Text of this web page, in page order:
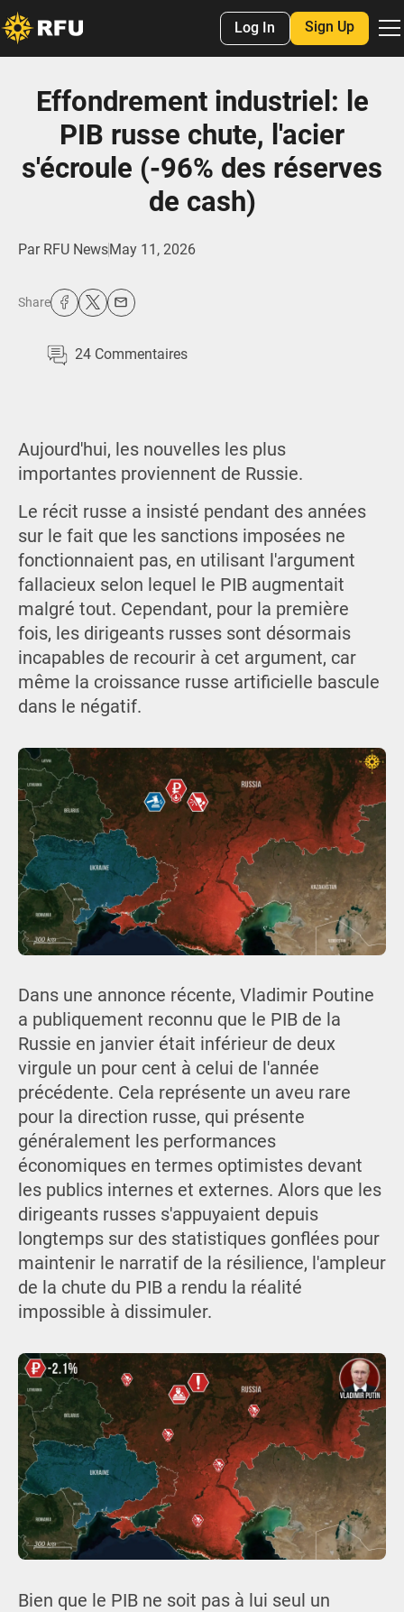
Log In Sign Up
Effondrement industriel: le
PIB russe chute, l'acier
s'écroule (-96% des réserves
de cash)
Par RFU NewsMay 11, 2026
Share
24 Commentaires
Aujourd'hui, les nouvelles les plus
importantes proviennent de Russie.
Le récit russe a insisté pendant des années
sur le fait que les sanctions imposées ne
fonctionnaient pas, en utilisant l'argument
fallacieux selon lequel le PIB augmentait
malgré tout. Cependant, pour la première
fois, les dirigeants russes sont désormais
incapables de recourir à cet argument, car
même la croissance russe artificielle bascule
dans le négatif.
Dans une annonce récente, Vladimir Poutine
a publiquement reconnu que le PIB de la
Russie en janvier était inférieur de deux
virgule un pour cent à celui de l'année
précédente. Cela représente un aveu rare
pour la direction russe, qui présente
généralement les performances
économiques en termes optimistes devant
les publics internes et externes. Alors que les
dirigeants russes s'appuyaient depuis
longtemps sur des statistiques gonflées pour
maintenir le narratif de la résilience, l'ampleur
de la chute du PIB a rendu la réalité
impossible à dissimuler.
Bien que le PIB ne soit pas à lui seul un